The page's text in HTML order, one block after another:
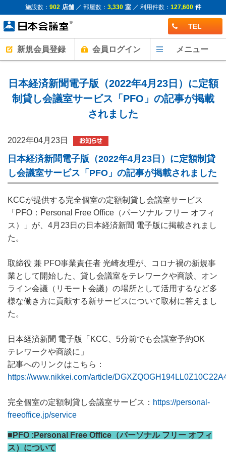
施設数： 902 店舗／ 部屋数： 3,330 室／ 利用件数： 127,600 件
TEL
新規会員登録 会員ログイン メニュー
日本経済新聞電子版（2022年4月23日）に定額
制貸し会議室サービス「PFO」の記事が掲載
されました
2022年04月23日
日本経済新聞電子版（2022年4月23日）に定額制貸
し会議室サービス「PFO」の記事が掲載されました
KCCが提供する完全個室の定額制貸し会議室サービス
「PFO：Personal Free Office（パーソナル フリー オフィ
ス）」が、4月23日の日本経済新聞 電子版に掲載されまし
た。
取締役 兼 PFO事業責任者 光崎友理が、コロナ禍の新規事
業として開始した、貸し会議室をテレワークや商談、オン
ライン会議（リモート会議）の場所として活用するなど多
様な働き方に貢献する新サービスについて取材に答えまし
た。
日本経済新聞 電子版「KCC、5分前でも会議室予約OK
テレワークや商談に」
記事へのリンクはこちら：
https://www.nikkei.com/article/
完全個室の定額制貸し会議室サービス： https://personal-
freeoffice.jp/service
■PFO :Personal Free Office（パーソナル フリー オフィ
ス）について